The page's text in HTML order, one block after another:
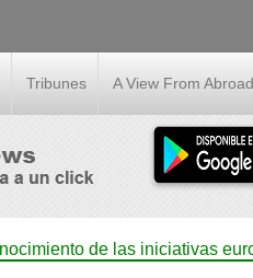
Tribunes A View From Abroad
de las iniciativas